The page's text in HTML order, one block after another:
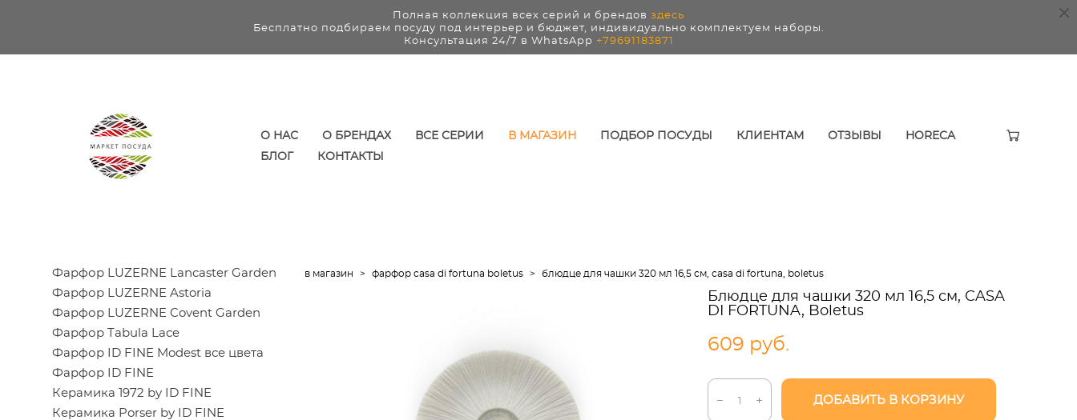
Полная коллекция всех серий и брендов здесь
Бесплатно подбираем посуду под интерьер и бюджет, индивидуально комплектуем наборы.
Консультация 24/7 в WhatsApp +79691183871
О НАС О БРЕНДАХ ВСЕ СЕРИИ В МАГАЗИН ПОДБОР ПОСУДЫ КЛИЕНТАМ ОТЗЫВЫ
HORECA
БЛОГ
КОНТАКТЫ
Фарфор LUZERNE Lancaster Garden
Фарфор LUZERNE Astoria
Фарфор LUZERNE Covent Garden
Фарфор Tabula Lace
Фарфор ID FINE Modest все цвета
Фарфор ID FINE
Керамика 1972 by ID FINE
Керамика Porser by ID FINE
в магазин > фарфор casa di fortuna boletus > блюдце для чашки 320 мл 16,5 см, casa di fortuna, boletus
Блюдце для чашки 320 мл 16,5 см, CASA
DI FORTUNA, Boletus
609 pуб.
ДОБАВИТЬ В КОРЗИНУ